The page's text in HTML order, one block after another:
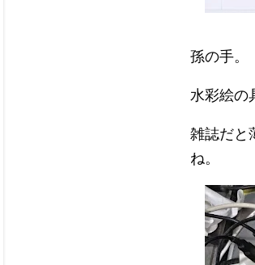
孫の手。
水彩絵の
雑誌だと
ね。